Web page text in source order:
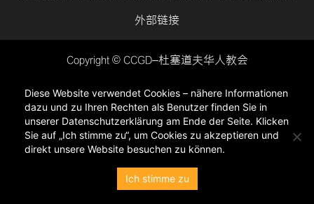
外部链接
Copyright © CCGD–杜塞道夫华人教会
隐私政策
Diese Website verwendet Cookies – nähere Informationen
dazu und zu Ihren Rechten als Benutzer finden Sie in
unserer Datenschutzerklärung am Ende der Seite. Klicken
Sie auf „Ich stimme zu“, um Cookies zu akzeptieren und
direkt unsere Website besuchen zu können.
Ich stimme zu